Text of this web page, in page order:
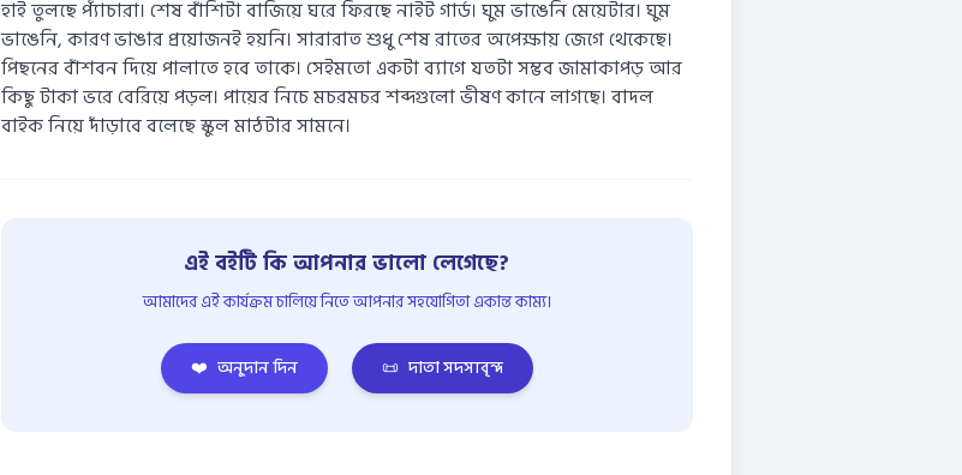
হাই তুলছে প্যাঁচারা। শেষ বাঁশিটা বাজিয়ে ঘরে ফিরছে নাইট গার্ড। ঘুম ভাঙেনি মেয়েটার। ঘুম
ভাঙেনি, কারণ ভাঙার প্রয়োজনই হয়নি। সারারাত শুধু শেষ রাতের অপেক্ষায় জেগে থেকেছে।
পিছনের বাঁশবন দিয়ে পালাতে হবে তাকে। সেইমতো একটা ব্যাগে যতটা সম্ভব জামাকাপড় আর
কিছু টাকা ভরে বেরিয়ে পড়ল। পায়ের নিচে মচরমচর শব্দগুলো ভীষণ কানে লাগছে। বাদল
বাইক নিয়ে দাঁড়াবে বলেছে স্কুল মাঠটার সামনে।
এই বইটি কি আপনার ভালো লেগেছে?
আমাদের এই কার্যক্রম চালিয়ে নিতে আপনার সহযোগিতা একান্ত কাম্য।
❤️ অনুদান দিন 📜 দাতা সদস্যবৃন্দ